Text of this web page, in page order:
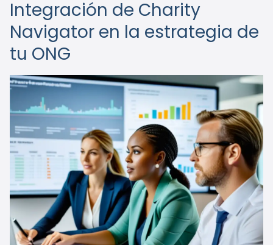
Integración de Charity
Navigator en la estrategia de
tu ONG